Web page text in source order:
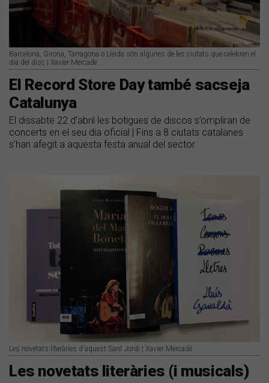
Barcelona, Girona, Tarragona o Lleida són algunes de les ciutats que celebren el
dia del disc | Xavier Mercadé
El Record Store Day també sacseja
Catalunya
El dissabte 22 d’abril les botigues de discos s’ompliran de
concerts en el seu dia oficial | Fins a 8 ciutats catalanes
s'han afegit a aquesta festa anual del sector
Les novetats literàries d'aquest Sant Jordi | Xavier Mercadé
Les novetats literàries (i musicals)